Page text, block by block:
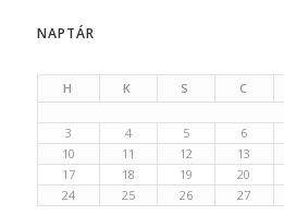
NAPTÁR
H K S C
3
4 5 6
10
11 12 13
17
18 19 20
24
25 26 27